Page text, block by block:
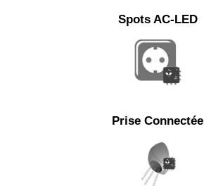
Spots AC-LED
Prise Connectée